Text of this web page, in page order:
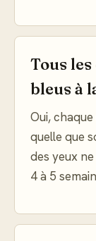
Tous
bleus à
Oui,
quelle que
des yeux
4 à 5